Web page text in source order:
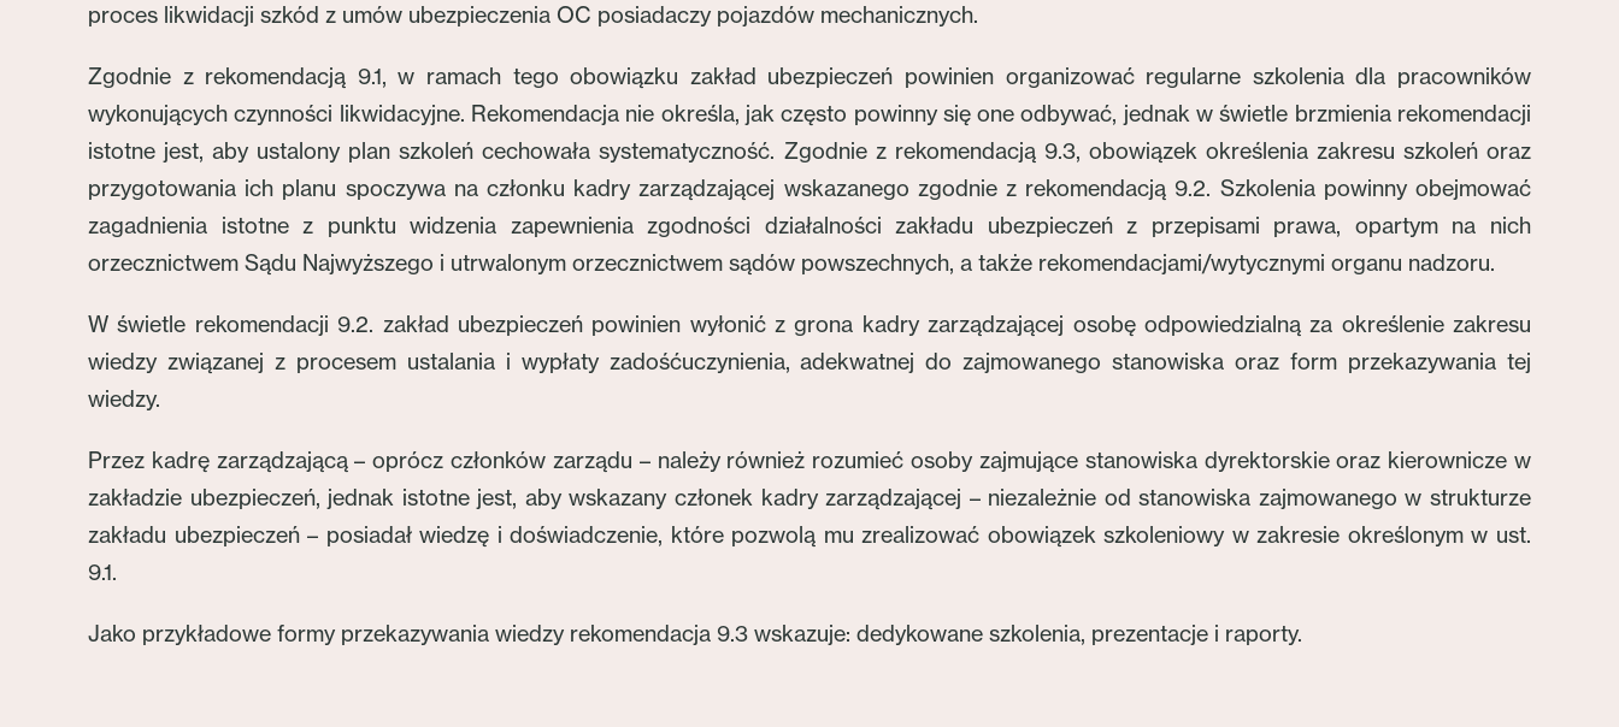
proces likwidacji szkód z umów ubezpieczenia OC posiadaczy pojazdów mechanicznych.
Zgodnie z rekomendacją 9.1, w ramach tego obowiązku zakład ubezpieczeń powinien organizować regularne szkolenia dla pracowników
wykonujących czynności likwidacyjne. Rekomendacja nie określa, jak często powinny się one odbywać, jednak w świetle brzmienia rekomendacji
istotne jest, aby ustalony plan szkoleń cechowała systematyczność. Zgodnie z rekomendacją 9.3, obowiązek określenia zakresu szkoleń oraz
przygotowania ich planu spoczywa na członku kadry zarządzającej wskazanego zgodnie z rekomendacją 9.2. Szkolenia powinny obejmować
zagadnienia istotne z punktu widzenia zapewnienia zgodności działalności zakładu ubezpieczeń z przepisami prawa, opartym na nich
orzecznictwem Sądu Najwyższego i utrwalonym orzecznictwem sądów powszechnych, a także rekomendacjami/wytycznymi organu nadzoru.
W świetle rekomendacji 9.2. zakład ubezpieczeń powinien wyłonić z grona kadry zarządzającej osobę odpowiedzialną za określenie zakresu
wiedzy związanej z procesem ustalania i wypłaty zadośćuczynienia, adekwatnej do zajmowanego stanowiska oraz form przekazywania tej
wiedzy.
Przez kadrę zarządzającą – oprócz członków zarządu – należy również rozumieć osoby zajmujące stanowiska dyrektorskie oraz kierownicze w
zakładzie ubezpieczeń, jednak istotne jest, aby wskazany członek kadry zarządzającej – niezależnie od stanowiska zajmowanego w strukturze
zakładu ubezpieczeń – posiadał wiedzę i doświadczenie, które pozwolą mu zrealizować obowiązek szkoleniowy w zakresie określonym w ust.
9.1.
Jako przykładowe formy przekazywania wiedzy rekomendacja 9.3 wskazuje: dedykowane szkolenia, prezentacje i raporty.